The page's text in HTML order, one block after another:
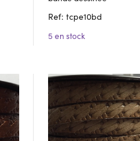
Ref: tcpe10bd
5 en stock